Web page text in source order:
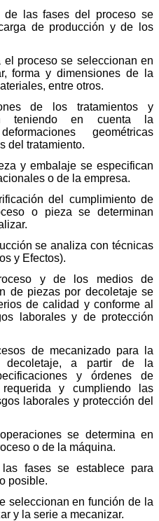
de las fases del proceso se
de producción y de los
proceso se seleccionan en
forma y dimensiones de la
entre otros.
de los tratamientos y
teniendo en cuenta la
geométricas
del tratamiento.
y embalaje se especifican
o de la empresa.
del cumplimiento de
o pieza se determinan
se analiza con técnicas
y Efectos).
y de los medios de
de piezas por decoletaje se
de calidad y conforme al
laborales y de protección
de mecanizado para la
decoletaje, a partir de la
y órdenes de
y cumpliendo las
laborales y protección del
se determina en
o de la máquina.
fases se establece para
posible.
seleccionan en función de la
y la serie a mecanizar.